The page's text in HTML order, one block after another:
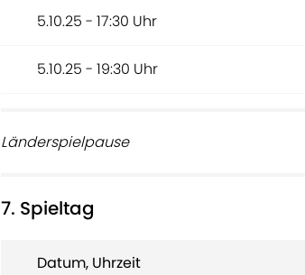
5.10.25 - 17:30 Uhr
5.10.25 - 19:30 Uhr
Länderspielpause
7. Spieltag
Datum, Uhrzeit